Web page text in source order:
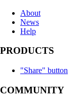
About
News
Help
PRODUCTS
"Share" button
COMMUNITY